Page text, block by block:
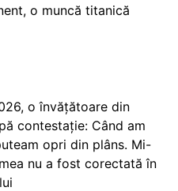
o muncă titanică
o învățătoare din
contestație: Când am
opri din plâns. Mi-
nu a fost corectată în